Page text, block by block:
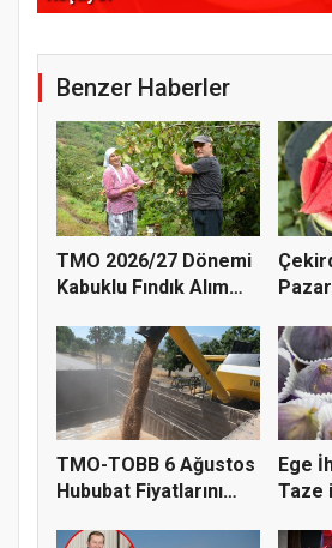
Benzer Haberler
TMO 2026/27 Dönemi
Kabuklu Fındık Alım
TMO-TOBB 6 Ağustos
Hububat Fiyatlarını
Ege
Taze